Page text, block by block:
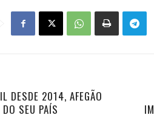
DESDE 2014, AFEGÃO
SEU PAÍS